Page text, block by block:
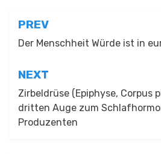
Beitragsnavigation
PREV
Der Menschheit Würde ist in
NEXT
Zirbeldrüse (Epiphyse, Corpus
dritten Auge zum
Produzenten